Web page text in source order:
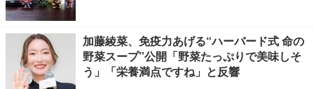
加藤綾菜、免疫力あげる“ハーバード式 命の
野菜スープ”公開「野菜たっぷりで美味しそ
う」「栄養満点ですね」と反響